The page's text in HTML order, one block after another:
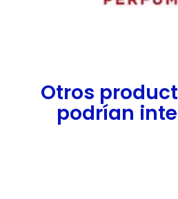
Otros
podrían